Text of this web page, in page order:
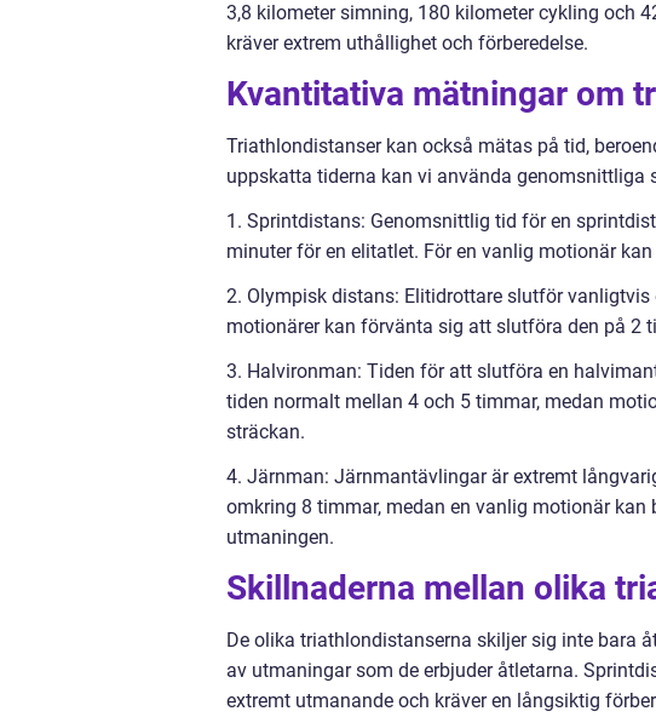
3,8 kilometer simning, 180 kilometer cykling och
kräver extrem uthållighet och förberedelse.
Kvantitativa mätningar om
Triathlondistanser kan också mätas på tid,
uppskatta tiderna kan vi använda
1. Sprintdistans: Genomsnittlig tid för en
minuter för en elitatlet. För en vanlig motionär
2. Olympisk distans: Elitidrottare slutför
motionärer kan förvänta sig att slutföra den på 2
3. Halvironman: Tiden för att slutföra en
tiden normalt mellan 4 och 5 timmar, medan
sträckan.
4. Järnman: Järnmantävlingar är extremt
omkring 8 timmar, medan en vanlig motionär
utmaningen.
Skillnaderna mellan olika
De olika triathlondistanserna skiljer sig inte bara
av utmaningar som de erbjuder åtletarna.
extremt utmanande och kräver en långsiktig